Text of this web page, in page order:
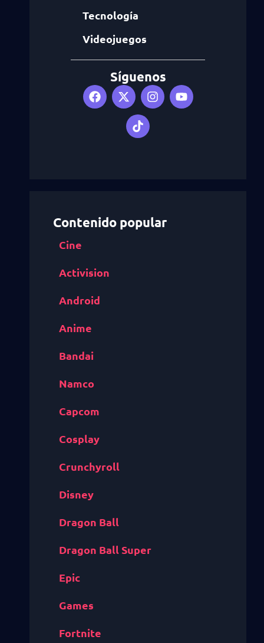
Tecnología
Videojuegos
Síguenos
Contenido popular
Cine
Activision
Android
Anime
Bandai
Namco
Capcom
Cosplay
Crunchyroll
Disney
Dragon Ball
Dragon Ball Super
Epic
Games
Fortnite